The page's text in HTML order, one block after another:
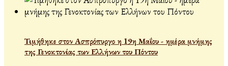
Τιμήθηκε στον Ασπρόπυργο η 19η Μαΐου - ημέρα μνήμης
της Γενοκτονίας των Ελλήνων του Πόντου